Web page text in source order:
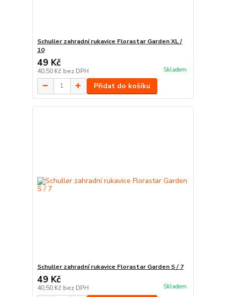
Schuller zahradní rukavice Florastar Garden XL /
10
49 Kč
40,50 Kč bez DPH Skladem
Přidat do košíku
Schuller zahradní rukavice Florastar Garden S / 7
49 Kč
40,50 Kč bez DPH Skladem